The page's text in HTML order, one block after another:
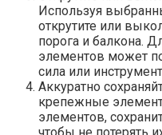
Используя
открутите или
порога и балкона.​
элементов может
сила или
Аккуратно
крепежные
элементов,
чтобы не потерять